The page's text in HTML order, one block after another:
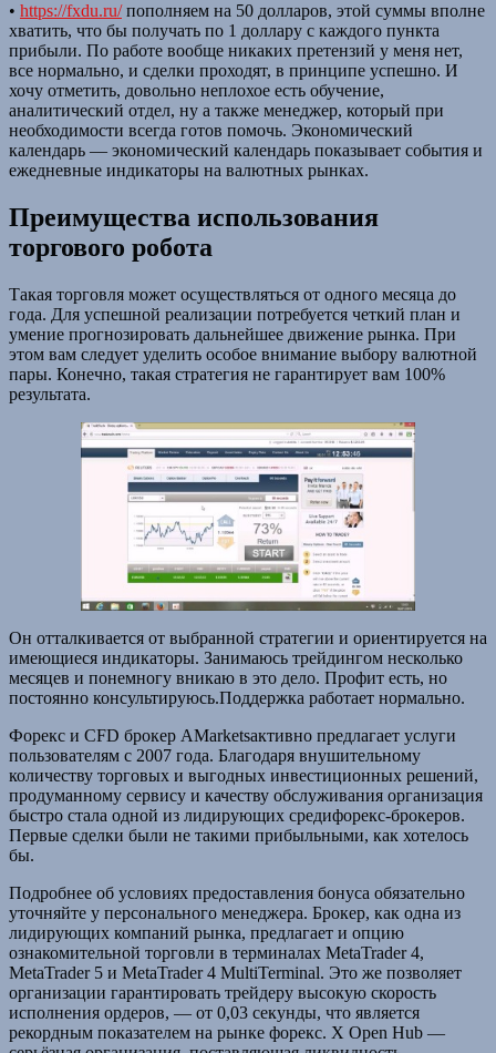
• https://fxdu.ru/пополняем на 50 долларов, этой суммы вполне
хватить, что бы получать по 1 доллару с каждого пункта
прибыли. По работе вообще никаких претензий у меня нет,
все нормально, и сделки проходят, в принципе успешно. И
хочу отметить, довольно неплохое есть обучение,
аналитический отдел, ну а также менеджер, который при
необходимости всегда готов помочь. Экономический
календарь — экономический календарь показывает события и
ежедневные индикаторы на валютных рынках.
Преимущества использования
торгового робота
Такая торговля может осуществляться от одного месяца до
года. Для успешной реализации потребуется четкий план и
умение прогнозировать дальнейшее движение рынка. При
этом вам следует уделить особое внимание выбору валютной
пары. Конечно, такая стратегия не гарантирует вам 100%
результата.
Он отталкивается от выбранной стратегии и ориентируется на
имеющиеся индикаторы. Занимаюсь трейдингом несколько
месяцев и понемногу вникаю в это дело. Профит есть, но
постоянно консультируюсь.Поддержка работает нормально.
Форекс и CFD брокер AMarketsактивно предлагает услуги
пользователям с 2007 года. Благодаря внушительному
количеству торговых и выгодных инвестиционных решений,
продуманному сервису и качеству обслуживания организация
быстро стала одной из лидирующих средифорекс-брокеров.
Первые сделки были не такими прибыльными, как хотелось
бы.
Подробнее об условиях предоставления бонуса обязательно
уточняйте у персонального менеджера. Брокер, как одна из
лидирующих компаний рынка, предлагает и опцию
ознакомительной торговли в терминалах MetaTrader 4,
MetaTrader 5 и MetaTrader 4 MultiTerminal. Это же позволяет
организации гарантировать трейдеру высокую скорость
исполнения ордеров, — от 0,03 секунды, что является
рекордным показателем на рынке форекс. X Open Hub —